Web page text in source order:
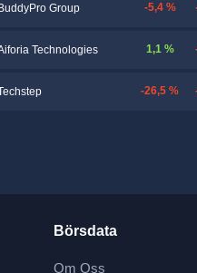
Group -5,4 %
Technologies 1,1 %
-26,5 %
Börsdata
Om Oss